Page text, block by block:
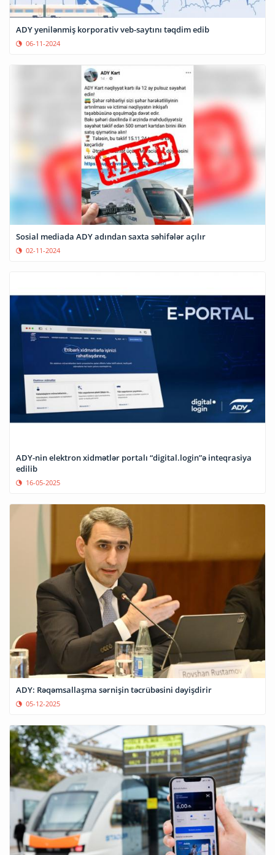
ADY yenilənmiş korporativ veb-saytını təqdim edib
06-11-2024
Sosial mediada ADY adından saxta səhifələr açılır
02-11-2024
ADY-nin elektron xidmətlər portalı “digital.login”ə inteqrasiya
edilib
16-05-2025
ADY: Rəqəmsallaşma sərnişin təcrübəsini dəyişdirir
05-12-2025